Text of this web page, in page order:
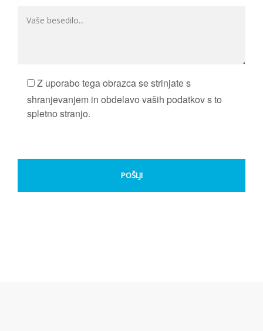
Z uporabo tega obrazca se strinjate s
shranjevanjem in obdelavo vaših podatkov s to
spletno stranjo.